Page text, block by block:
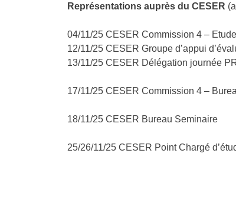
Représentations auprès du CESER
04/11/25 CESER Commission 4 –
12/11/25 CESER Groupe d’appui
13/11/25 CESER Délégation journée
17/11/25 CESER Commission 4 –
18/11/25 CESER Bureau Seminaire
25/26/11/25 CESER Point Chargé